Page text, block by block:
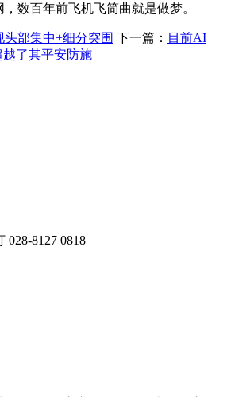
数百年前飞机飞简曲就是做梦。
部集中+细分突围 下一篇： 目前AI
越了其平安防施
028-8127 0818